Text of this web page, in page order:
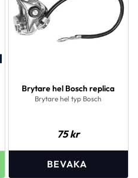
Brytare hel Bosch replica
Brytare hel typ Bosch
75kr